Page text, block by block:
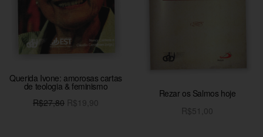
Querida Ivone: amorosas cartas
de teologia & feminismo
R$27,80 O preço
R$ 19,90
Rezar os Salmos hoje
R$51,00